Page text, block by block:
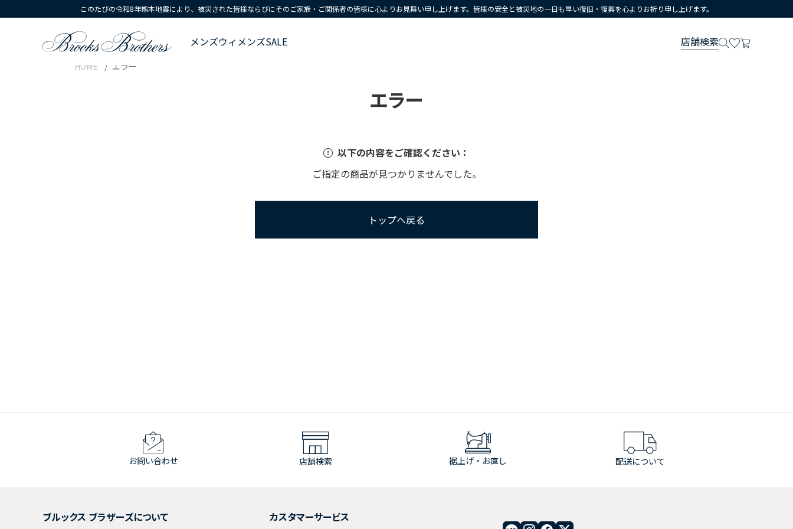
このたびの令和8年熊本地震により、被災された皆様ならびにそのご家族・ご関係者の皆様に心よりお見舞い申し上げます。皆様の安全と被災地の一日も早い復旧・復興を心よりお祈り申し上げます。
メンズウィメンズSALE 店舗検索
HOME エラー
エラー
以下の内容をご確認ください：
ご指定の商品が見つかりませんでした。
トップへ戻る
お問い合わせ 店舗検索 裾上げ・お直し 配送について
ブルックス ブラザーズについて カスタマーサービス